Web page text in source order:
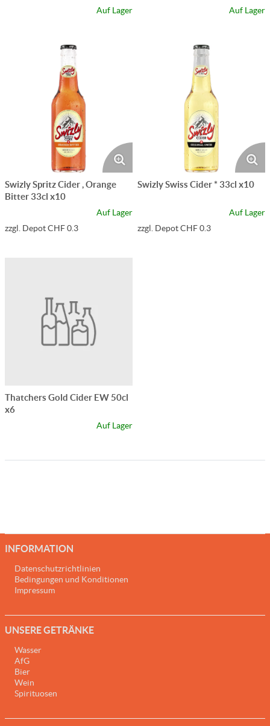
Auf Lager Auf Lager
Swizly Spritz Cider , Orange
Bitter 33cl x10
Auf Lager
zzgl. Depot CHF 0.3
Swizly Swiss Cider * 33cl x10
Auf Lager
zzgl. Depot CHF 0.3
Thatchers Gold Cider EW 50cl
x6
Auf Lager
INFORMATION
Datenschutzrichtlinien
Bedingungen und Konditionen
Impressum
UNSERE GETRÄNKE
Wasser
AfG
Bier
Wein
Spirituosen